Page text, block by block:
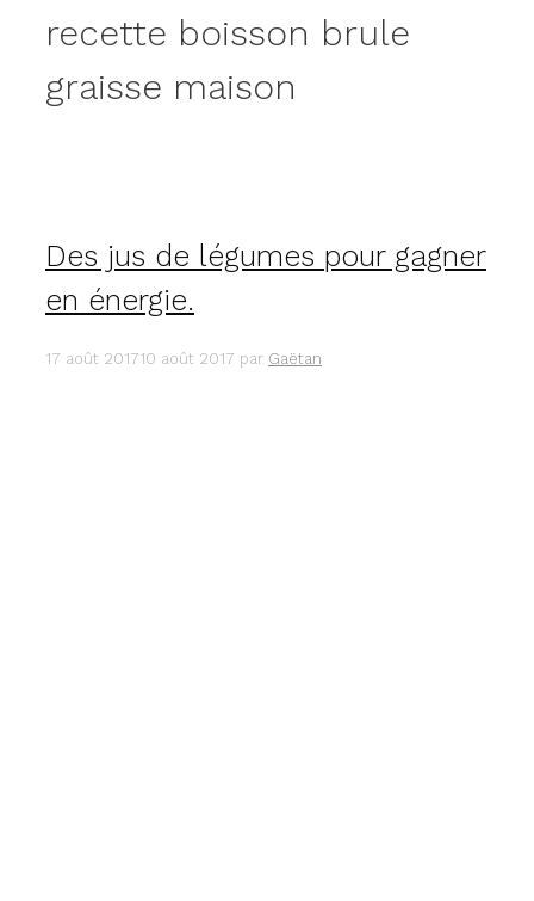
recette boisson brule
graisse maison
Des jus de légumes pour gagner
en énergie.
17 août 201710 août 2017 par Gaëtan